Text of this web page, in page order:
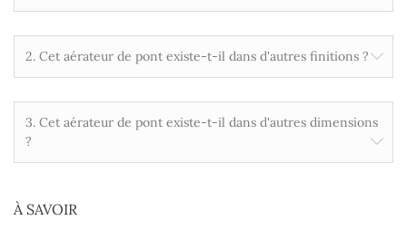
2. Cet aérateur de pont existe-t-il dans d'autres finitions ?
3. Cet aérateur de pont existe-t-il dans d'autres dimensions
?
À SAVOIR